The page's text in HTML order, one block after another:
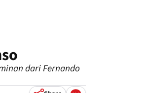
dari Fernando